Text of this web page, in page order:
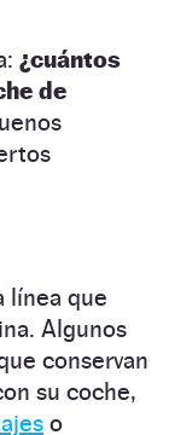
¿cuántos
de
línea que
Algunos
conservan
su coche,
o